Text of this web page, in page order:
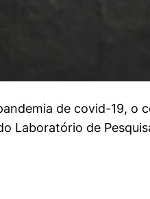
de covid-19, o
Laboratório de